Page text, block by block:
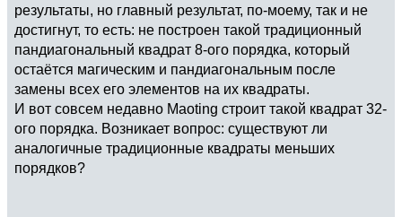
результаты, но главный результат, по-моему, так и не
достигнут, то есть: не построен такой традиционный
пандиагональный квадрат 8-ого порядка, который
остаётся магическим и пандиагональным после
замены всех его элементов на их квадраты.
И вот совсем недавно Maoting строит такой квадрат 32-
ого порядка. Возникает вопрос: существуют ли
аналогичные традиционные квадраты меньших
порядков?